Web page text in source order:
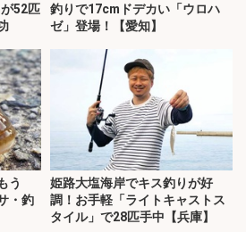
52匹
釣りで17cmドデカい「ウロハ
ゼ」登場！【愛知】
う
・釣
姫路大塩海岸でキス釣りが好
調！お手軽「ライトキャストス
タイル」で28匹手中【兵庫】